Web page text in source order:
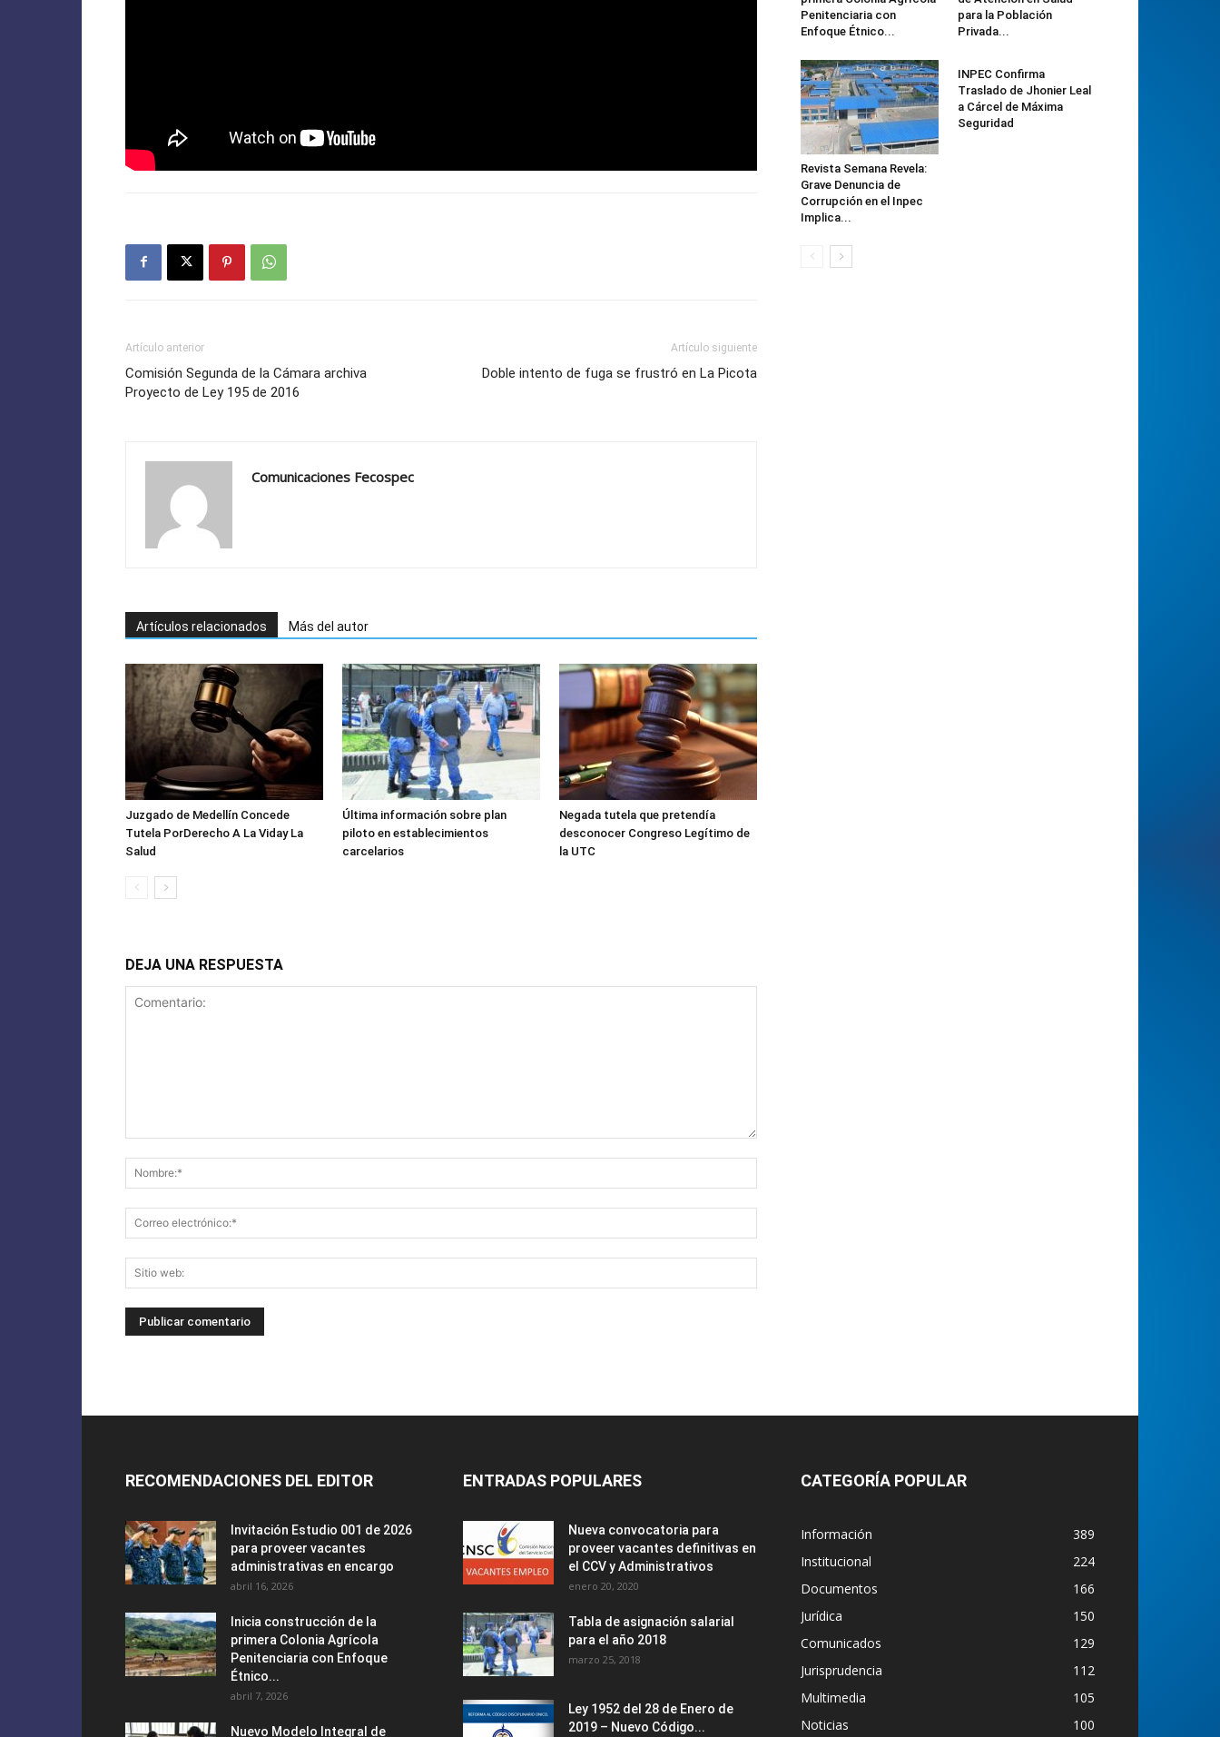
Artículo anterior
Comisión Segunda de la Cámara archiva
Proyecto de Ley 195 de 2016
Artículo siguiente
Doble intento de fuga se frustró en La Picota
Comunicaciones Fecospec
Artículos relacionados Más del autor
Juzgado de Medellín Concede
Tutela PorDerecho A La Viday La
Salud
Última información sobre plan
piloto en establecimientos
carcelarios
Negada tutela que pretendía
desconocer Congreso Legítimo de
la UTC
DEJA UNA RESPUESTA
Penitenciaria con
Enfoque Étnico...
para la Población
Privada...
Revista Semana Revela:
Grave Denuncia de
Corrupción en el Inpec
Implica...
INPEC Confirma
Traslado de Jhonier Leal
a Cárcel de Máxima
Seguridad
RECOMENDACIONES DEL EDITOR
Invitación Estudio 001 de 2026
para proveer vacantes
administrativas en encargo
abril 16, 2026
Inicia construcción de la
primera Colonia Agrícola
Penitenciaria con Enfoque
Étnico...
abril 7, 2026
Nuevo Modelo Integral de
ENTRADAS POPULARES
Nueva convocatoria para
proveer vacantes definitivas en
el CCV y Administrativos
enero 20, 2020
Tabla de asignación salarial
para el año 2018
marzo 25, 2018
Ley 1952 del 28 de Enero de
2019 – Nuevo Código...
CATEGORÍA POPULAR
Información
389
Institucional
224
Documentos
166
Jurídica
150
Comunicados
129
Jurisprudencia
112
Multimedia
105
Noticias
100